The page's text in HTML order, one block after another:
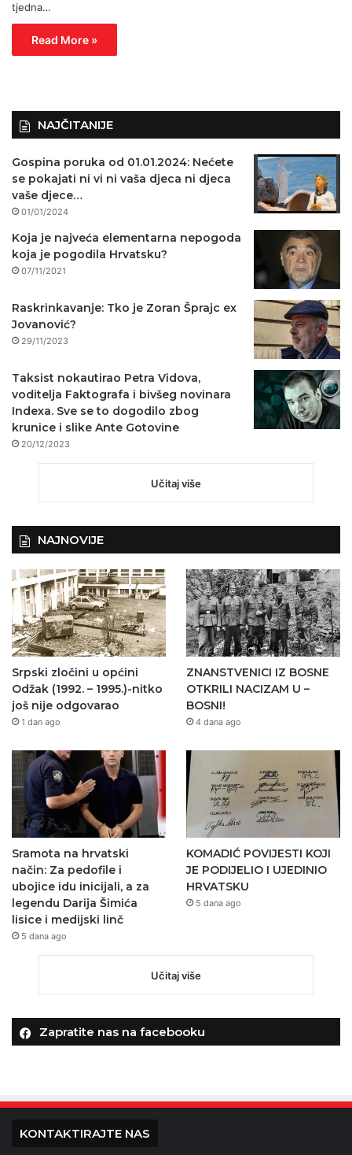
tjedna…
Read More »
NAJČITANIJE
Gospina poruka od 01.01.2024: Nećete
se pokajati ni vi ni vaša djeca ni djeca
vaše djece…
01/01/2024
Koja je najveća elementarna nepogoda
koja je pogodila Hrvatsku?
07/11/2021
Raskrinkavanje: Tko je Zoran Šprajc ex
Jovanović?
29/11/2023
Taksist nokautirao Petra Vidova,
voditelja Faktografa i bivšeg novinara
Indexa. Sve se to dogodilo zbog
krunice i slike Ante Gotovine
20/12/2023
Učitaj više
NAJNOVIJE
Srpski zločini u općini
Odžak (1992. – 1995.)-nitko
još nije odgovarao
1 dan ago
ZNANSTVENICI IZ BOSNE
OTKRILI NACIZAM U –
BOSNI!
4 dana ago
Sramota na hrvatski
način: Za pedofile i
ubojice idu inicijali, a za
legendu Darija Šimića
lisice i medijski linč
5 dana ago
KOMADIĆ POVIJESTI KOJI
JE PODIJELIO I UJEDINIO
HRVATSKU
5 dana ago
Učitaj više
Zapratite nas na facebooku
KONTAKTIRAJTE NAS